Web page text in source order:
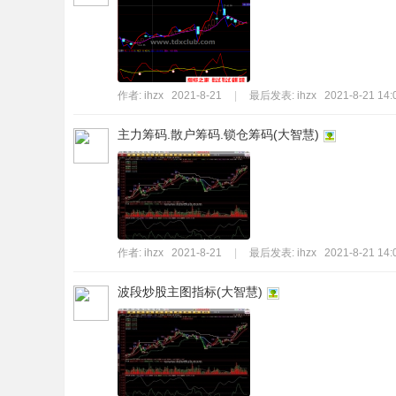
作者: ihzx 2021-8-21 最后发表: ihzx 2021-8-21
主力筹码.散户筹码.锁仓筹码(大智慧)
作者: ihzx 2021-8-21 最后发表: ihzx 2021-8-21
波段炒股主图指标(大智慧)